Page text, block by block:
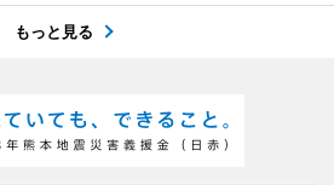
もっと見る